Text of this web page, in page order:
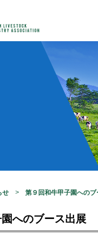
せ 第９回和牛甲子園へのブ
へのブース出展